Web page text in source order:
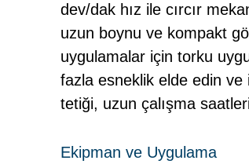
dev/dak hız ile cırcır
uzun boynu ve kompakt
uygulamalar için torku
fazla esneklik elde edin
tetiği, uzun çalışma
Ekipman ve Uygulama